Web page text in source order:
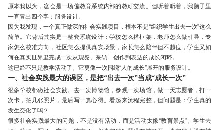
原本我以为，这会是一场偏教育系统内部的教研交流。但听着听着，我脑子里
一直冒出四个字：服务设计。
因为我发现，一个真正做深的社会实践项目，根本不是“组织学生出去一次”这么
简单。它背后其实是一整套系统设计：学校怎么搭框架，老师怎么做引导，专
家怎么校准方向，社区怎么提供真实场景，家长怎么陪伴但不越位，学生又如
何在真实世界里完成一次从观察、采访、创作到表达的成长闭环。
这已经不只是教学活动了。它更像一次围绕“人的成长”展开的服务设计。
一、社会实践最大的误区，是把“出去一次”当成“成长一次”
很多学校都做社会实践。去一次博物馆，参观一次场馆，做一天志愿者，打一
次卡，拍几张照片，最后写一篇心得。看起来流程完整，但问题是：学生真的
发生变化了吗？
很多社会实践最大的问题，不是没有活动，而是活动太像“教育景点”。学生去